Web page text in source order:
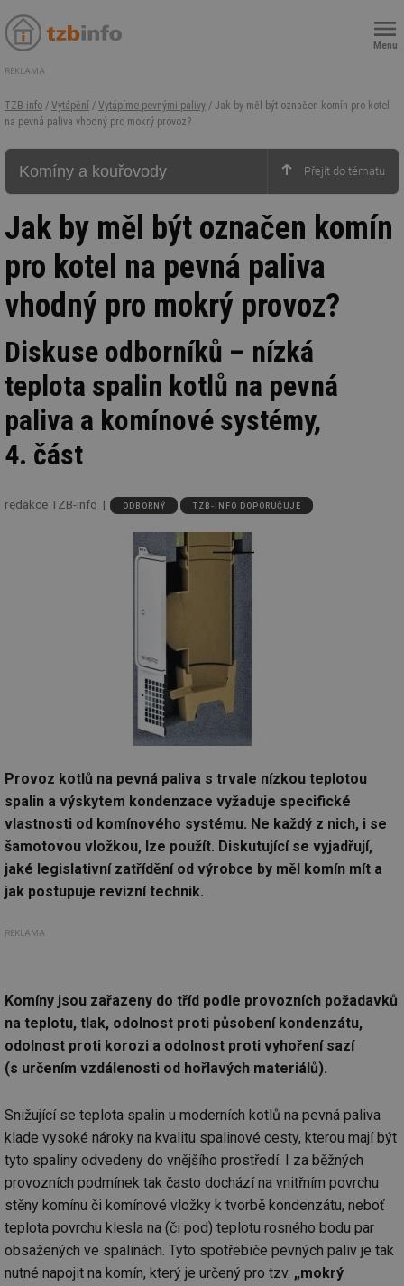
Menu
REKLAMA
TZB-info / Vytápění / Vytápíme pevnými palivy / Jak by měl být označen komín pro kotel
na pevná paliva vhodný pro mokrý provoz?
Komíny a kouřovody
Jak by měl být označen komín
pro kotel na pevná paliva
vhodný pro mokrý provoz?
Diskuse odborníků – nízká
teplota spalin kotlů na pevná
paliva a komínové systémy,
4. část
redakce TZB-info ODBORNÝ TZB-INFO DOPORUČUJE
Provoz kotlů na pevná paliva s trvale nízkou teplotou
spalin a výskytem kondenzace vyžaduje specifické
vlastnosti od komínového systému. Ne každý z nich, i se
šamotovou vložkou, lze použít. Diskutující se vyjadřují,
jaké legislativní zatřídění od výrobce by měl komín mít a
jak postupuje revizní technik.
REKLAMA
Komíny jsou zařazeny do tříd podle provozních požadavků
na teplotu, tlak, odolnost proti působení kondenzátu,
odolnost proti korozi a odolnost proti vyhoření sazí
(s určením vzdálenosti od hořlavých materiálů).
Snižující se teplota spalin u moderních kotlů na pevná paliva
klade vysoké nároky na kvalitu spalinové cesty, kterou mají být
tyto spaliny odvedeny do vnějšího prostředí. I za běžných
provozních podmínek tak často dochází na vnitřním povrchu
stěny komínu či komínové vložky k tvorbě kondenzátu, neboť
teplota povrchu klesla na (či pod) teplotu rosného bodu par
obsažených ve spalinách. Tyto spotřebiče pevných paliv je tak
nutné napojit na komín, který je určený pro tzv. „mokrý